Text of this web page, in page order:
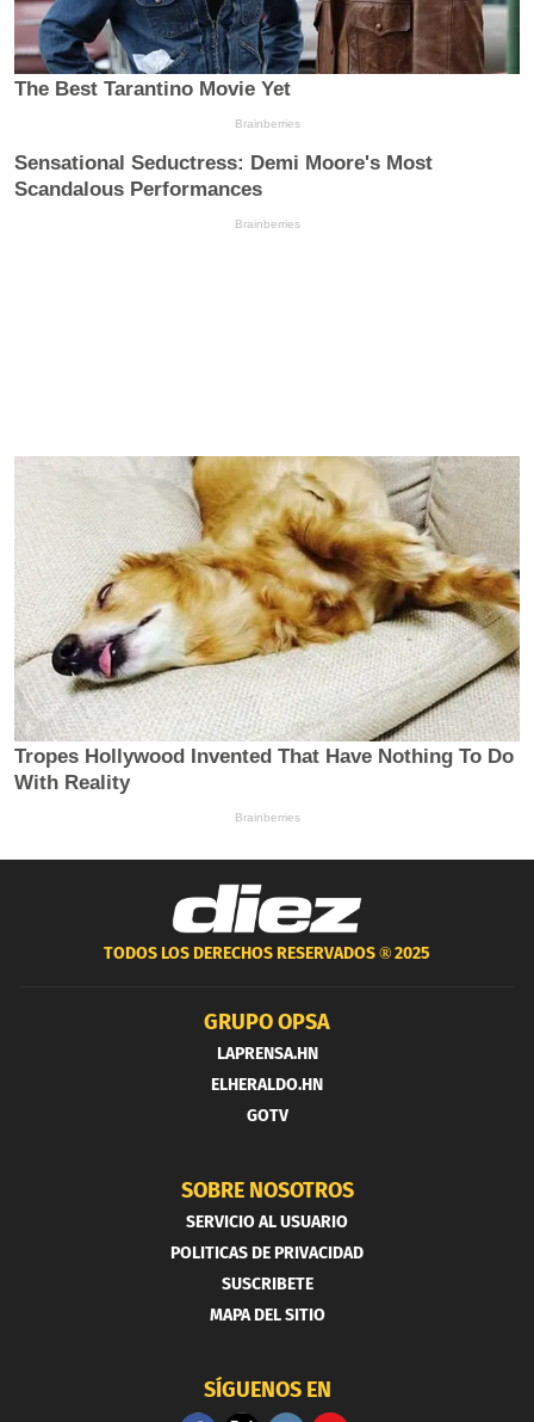
TODOS LOS DERECHOS RESERVADOS ®2025
GRUPO OPSA
LAPRENSA.HN
ELHERALDO.HN
GOTV
SOBRE NOSOTROS
SERVICIO AL USUARIO
POLITICAS DE PRIVACIDAD
SUSCRIBETE
MAPA DEL SITIO
SÍGUENOS EN